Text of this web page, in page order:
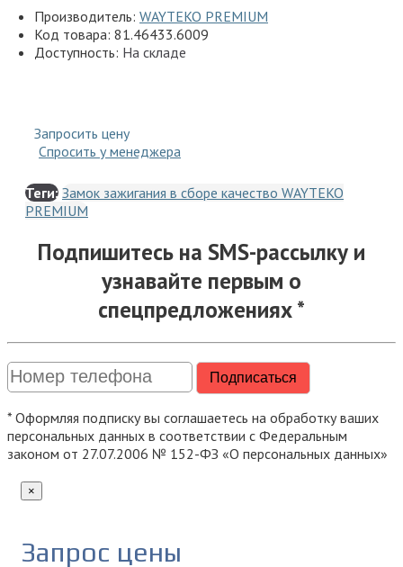
Производитель: WAYTEKO PREMIUM
Код товара: 81.46433.6009
Доступность: На складе
Запросить цену
Спросить у менеджера
Теги: Замок зажигания в сборе качество WAYTEKO
PREMIUM
Подпишитесь на SMS-рассылку и
узнавайте первым о
спецпредложениях *
* Оформляя подписку вы соглашаетесь на обработку ваших
персональных данных в соответствии с Федеральным
законом от 27.07.2006 № 152-ФЗ «О персональных данных»
×
Запрос цены